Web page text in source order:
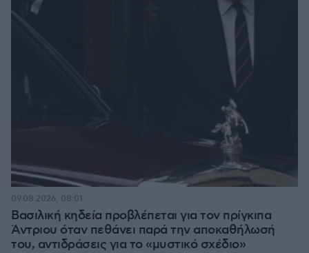
Βασιλική κηδεία προβλέπεται για τον πρίγκιπα
Άντριου όταν πεθάνει παρά την αποκαθήλωσή
του, αντιδράσεις για το «μυστικό σχέδιο»
09.08.2026, 08:01